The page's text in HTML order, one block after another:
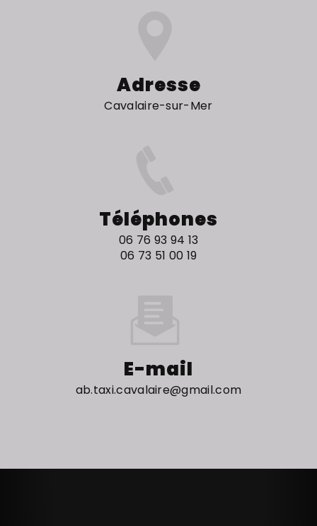
Adresse
Cavalaire-sur-Mer
Téléphones
06 76 93 94 13
06 73 51 00 19
E-mail
ab.taxi.cavalaire@gmail.com